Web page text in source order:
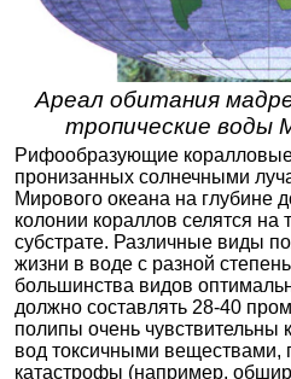
Ареал обитания
тропические воды
Рифообразующие
пронизанных солнечными
Мирового океана на глубине
колонии кораллов селятся на
субстрате. Различные виды
жизни в воде с разной
большинства видов
должно составлять 28-40
полипы очень чувствительны
вод токсичными веществами,
катастрофы (например,